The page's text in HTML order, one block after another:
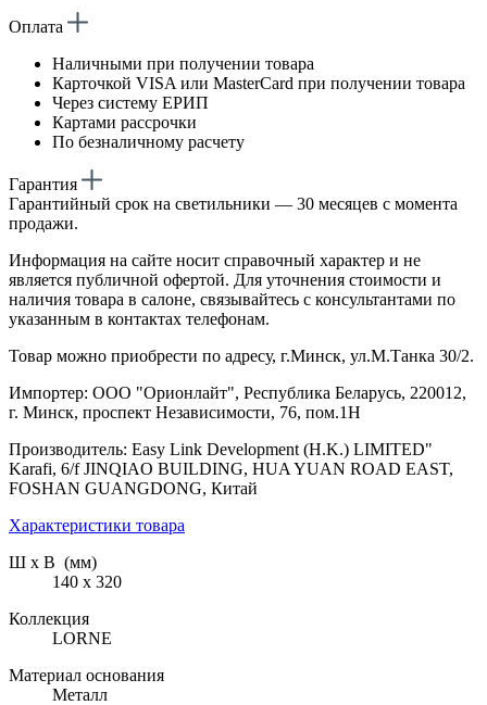
Оплата
Наличными при получении товара
Карточкой VISA или MasterCard при получении товара
Через систему ЕРИП
Картами рассрочки
По безналичному расчету
Гарантия
Гарантийный срок на светильники — 30 месяцев с момента
продажи.
Информация на сайте носит справочный характер и не
является публичной офертой. Для уточнения стоимости и
наличия товара в салоне, связывайтесь с консультантами по
указанным в контактах телефонам.
Товар можно приобрести по адресу, г.Минск, ул.М.Танка 30/2.
Импортер: ООО "Орионлайт", Республика Беларусь, 220012,
г. Минск, проспект Независимости, 76, пом.1Н
Производитель: Easy Link Development (H.K.) LIMITED"
Karafi, 6/f JINQIAO BUILDING, HUA YUAN ROAD EAST,
FOSHAN GUANGDONG, Китай
Характеристики товара
Ш х В (мм)
140 х 320
Коллекция
LORNE
Материал основания
Металл